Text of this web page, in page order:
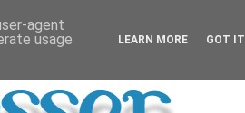
agent
usage
LEARN MORE GOT IT